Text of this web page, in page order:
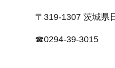
〒319-1307 茨城県
☎0294-39-3015